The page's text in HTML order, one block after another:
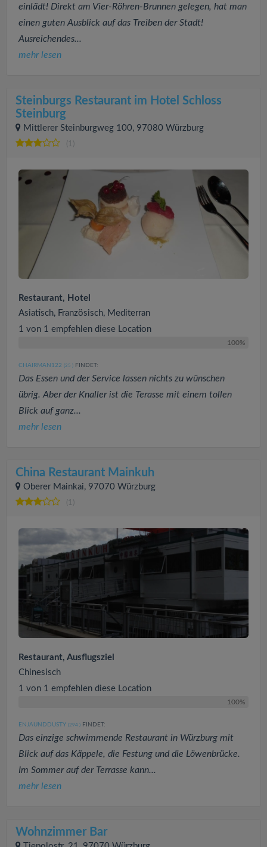
einlädt! Direkt am Vier-Röhren-Brunnen gelegen, hat man
einen guten Ausblick auf das Treiben der Stadt!
Ausreichendes...
mehr lesen
Steinburgs Restaurant im Hotel Schloss
Steinburg
Mittlerer Steinburgweg 100, 97080 Würzburg
(1)
Restaurant, Hotel
Asiatisch, Französisch, Mediterran
1 von 1 empfehlen diese Location
100%
CHAIRMAN122 (25 ) FINDET:
Das Essen und der Service lassen nichts zu wünschen
übrig. Aber der Knaller ist die Terasse mit einem tollen
Blick auf ganz...
mehr lesen
China Restaurant Mainkuh
Oberer Mainkai, 97070 Würzburg
Restaurant, Ausflugsziel
Chinesisch
1 von 1 empfehlen diese Location
100%
ENJAUNDDUSTY (294 ) FINDET:
Das einzige schwimmende Restaurant in Würzburg mit
Blick auf das Käppele, die Festung und die Löwenbrücke.
Im Sommer auf der Terrasse kann...
mehr lesen
Wohnzimmer Bar